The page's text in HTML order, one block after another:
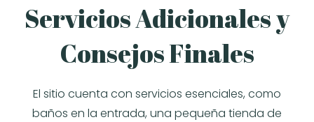
Servicios Adicionales y
Consejos Finales
El sitio cuenta con servicios esenciales, como
baños en la entrada, una pequeña tienda de